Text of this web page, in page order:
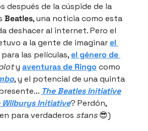
después de la cúspide de la
Beatles, una noticia como esta
deshacer al internet. Pero el
a la gente de imaginar
para las películas, el género de
y aventuras de Ringo como
, y el potencial de una quinta
The Beatles Initiative
Wilburys Initiative? Perdón,
para verdaderos stans 😎)